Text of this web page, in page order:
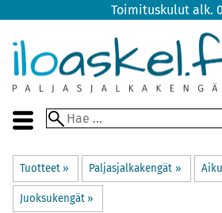
Toimituskulut alk.
Tuotteet ‪» Paljasjalkakengät ‪»
Juoksukengät ‪»